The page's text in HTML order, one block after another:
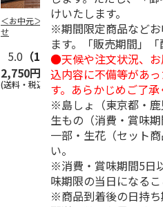
＜お中元＞３種詰合
せ
5.0 （1）
2,750円
(送料・税込)
柿安本店 極松阪牛
しぐれ煮詰合せ
EM29
4,012円
(送料・税込)
けいたします。
※期間限定商品など
ます。「販売期間」
●天候や注文状況、お
込内容に不備等があ
す。あらかじめご了承
※島しょ（東京都・鹿
生もの（消費・賞味
一部・生花（セット
い。
※消費・賞味期間5日
味期限の当日になる
※商品到着後の日持